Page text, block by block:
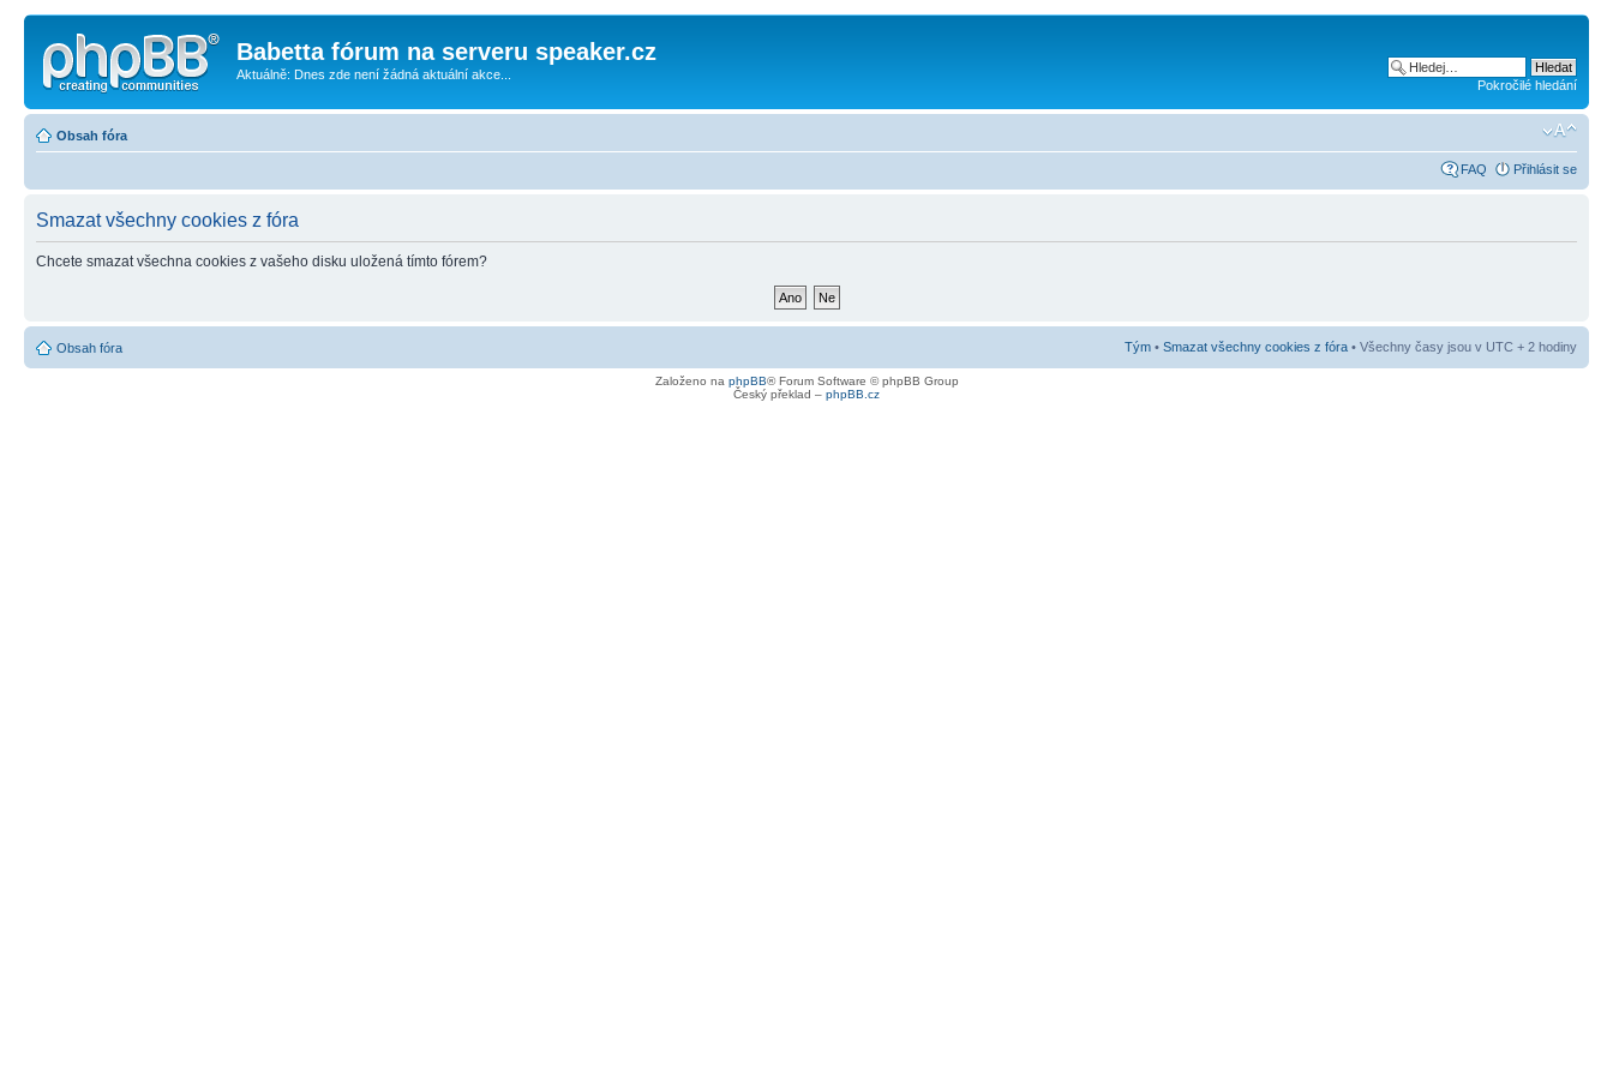
Babetta fórum na serveru speaker.cz
Aktuálně: Dnes zde není žádná aktuální akce...
Pokročilé hledání
Obsah fóra
FAQ Přihlásit se
Smazat všechny cookies z fóra
Chcete smazat všechna cookies z vašeho disku uložená tímto fórem?
Obsah fóra Tým • Smazat všechny cookies z fóra • Všechny časy jsou v UTC + 2 hodiny
Založeno na phpBB® Forum Software © phpBB Group
Český překlad – phpBB.cz